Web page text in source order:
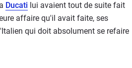
Ducati lui avaient tout de suite fait
affaire qu'il avait faite, ses
qui doit absolument se refaire